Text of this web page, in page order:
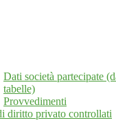
Dati società partecipate
tabelle)
Provvedimenti
diritto privato controllati